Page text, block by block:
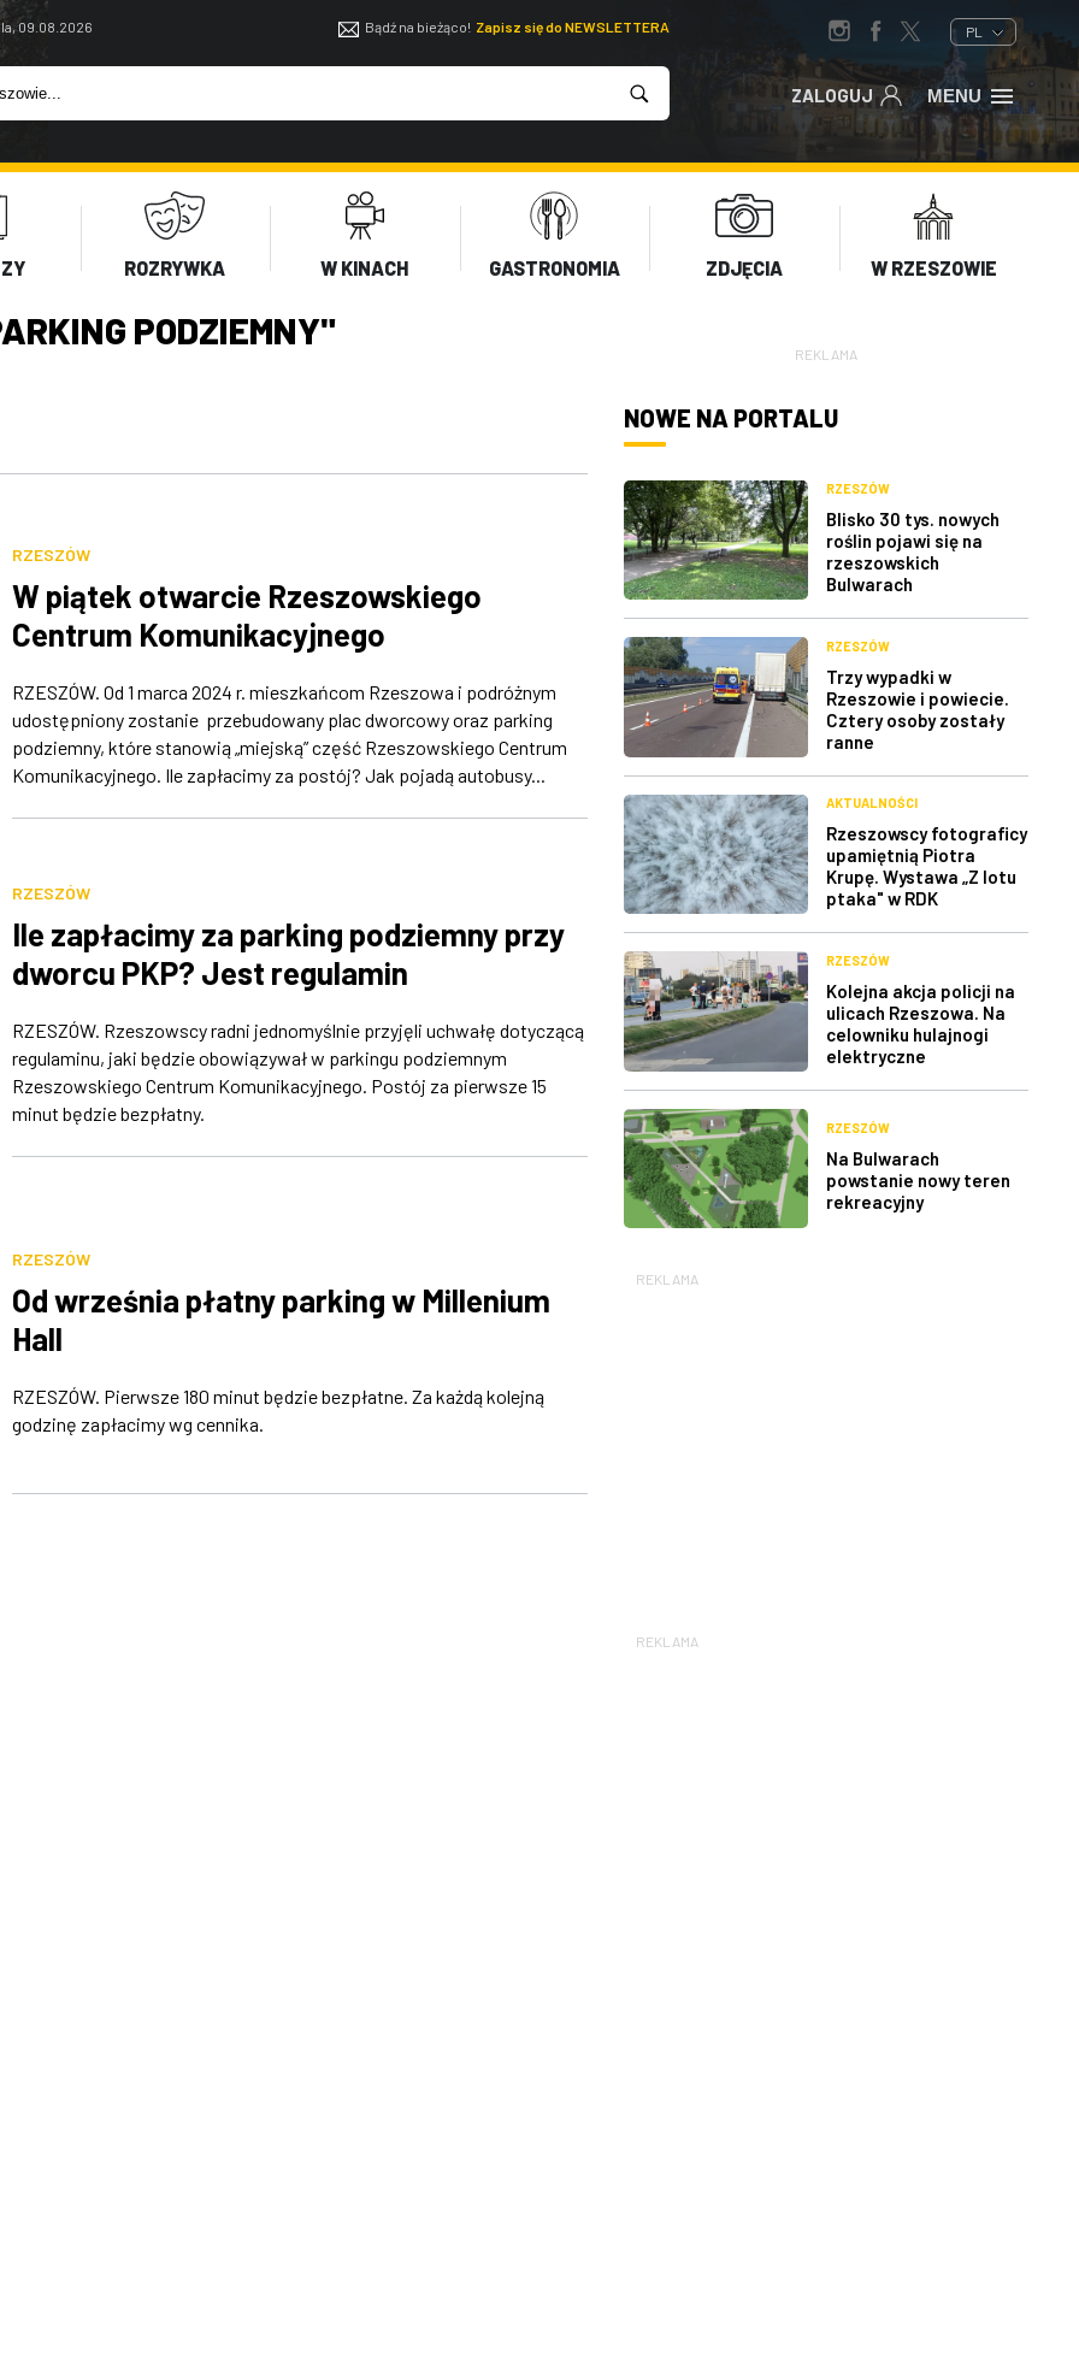
09.08.2026 Bądź na bieżąco! Zapisz się do NEWSLETTERA PL
ZALOGUJ MENU
ROZRYWKA W KINACH GASTRONOMIA ZDJĘCIA W RZESZOWIE
PODZIEMNY"
RZESZÓW
W piątek otwarcie Rzeszowskiego
Centrum Komunikacyjnego
RZESZÓW. Od 1 marca 2024 r. mieszkańcom Rzeszowa i podróżnym
udostępniony zostanie przebudowany plac dworcowy oraz parking
podziemny, które stanowią „miejską” część Rzeszowskiego Centrum
Komunikacyjnego. Ile zapłacimy za postój? Jak pojadą autobusy...
RZESZÓW
Ile zapłacimy za parking podziemny przy
dworcu PKP? Jest regulamin
RZESZÓW. Rzeszowscy radni jednomyślnie przyjęli uchwałę dotyczącą
regulaminu, jaki będzie obowiązywał w parkingu podziemnym
Rzeszowskiego Centrum Komunikacyjnego. Postój za pierwsze 15
minut będzie bezpłatny.
RZESZÓW
Od września płatny parking w Millenium
Hall
RZESZÓW. Pierwsze 180 minut będzie bezpłatne. Za każdą kolejną
godzinę zapłacimy wg cennika.
REKLAMA
NOWE NA PORTALU
RZESZÓW
Blisko 30 tys. nowych
roślin pojawi się na
rzeszowskich
Bulwarach
RZESZÓW
Trzy wypadki w
Rzeszowie i powiecie.
Cztery osoby zostały
ranne
AKTUALNOŚCI
Rzeszowscy fotograficy
upamiętnią Piotra
Krupę. Wystawa „Z lotu
ptaka" w RDK
RZESZÓW
Kolejna akcja policji na
ulicach Rzeszowa. Na
celowniku hulajnogi
elektryczne
RZESZÓW
Na Bulwarach
powstanie nowy teren
rekreacyjny
REKLAMA
REKLAMA